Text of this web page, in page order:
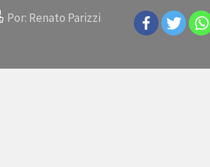
Por: Renato Parizzi